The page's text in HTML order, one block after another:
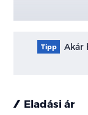
Tipp
Akár
Eladási ár